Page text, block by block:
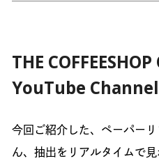
THE
YouTube Channel
今回ご紹介した、ペーパー
ん、抽出をリアルタイムで